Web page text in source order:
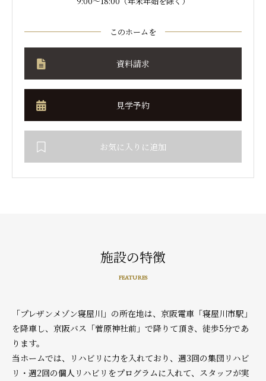
このホームを
資料請求
見学予約
お気に入りに追加
施設の特徴
FEATURES
「プレザンメゾン寝屋川」の所在地は、京阪電車「寝屋川市駅」
を降車し、京阪バス「菅原神社前」で降りて頂き、徒歩5分であ
ります。
当ホームでは、リハビリに力を入れており、週3回の集団リハビ
リ・週2回の個人リハビリをプログラムに入れて、スタッフが実